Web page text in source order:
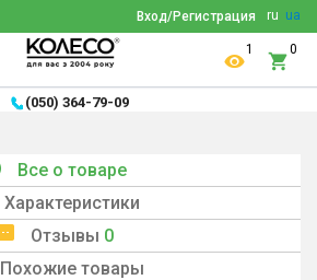
ru ua
Вход/Регистрация
1 0
(050) 364-79-09
Все о товаре
Характеристики
Отзывы 0
Похожие товары